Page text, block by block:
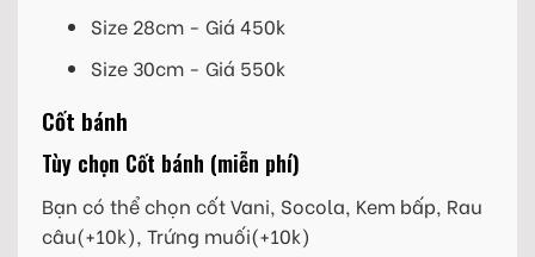
Size 28cm - Giá 450k
Size 30cm - Giá 550k
Cốt bánh
Tùy chọn Cốt bánh (miễn phí)
Bạn có thể chọn cốt Vani, Socola, Kem bấp, Rau
câu(+10k), Trứng muối(+10k)